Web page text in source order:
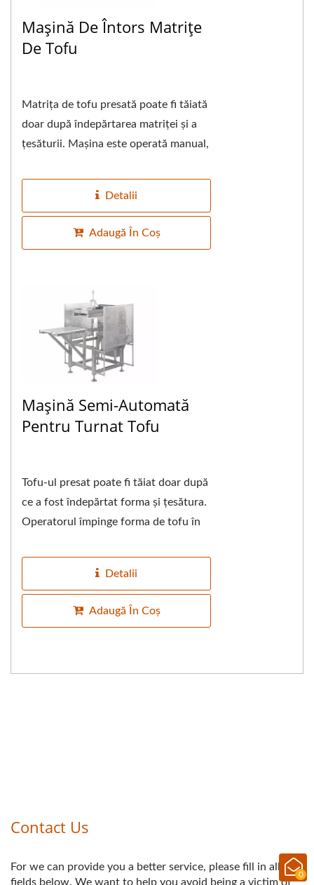
0
Mașină De Întors Matrițe
De Tofu
Matrița de tofu presată poate fi tăiată
doar după îndepărtarea matriței și a
țesăturii. Mașina este operată manual,
Detalii
Adaugă În Coș
Mașină Semi-Automată
Pentru Turnat Tofu
Tofu-ul presat poate fi tăiat doar după
ce a fost îndepărtat forma și țesătura.
Operatorul împinge forma de tofu în
Detalii
Adaugă În Coș